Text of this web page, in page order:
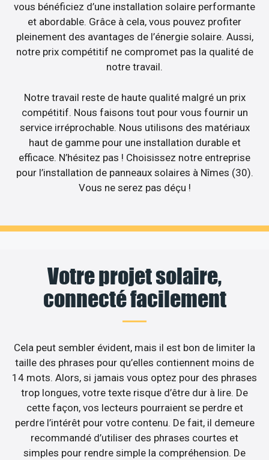
vous bénéficiez d’une installation solaire performante
et abordable. Grâce à cela, vous pouvez profiter
pleinement des avantages de l’énergie solaire. Aussi,
notre prix compétitif ne compromet pas la qualité de
notre travail.
Notre travail reste de haute qualité malgré un prix
compétitif. Nous faisons tout pour vous fournir un
service irréprochable. Nous utilisons des matériaux
haut de gamme pour une installation durable et
efficace. N’hésitez pas ! Choisissez notre entreprise
pour l’installation de panneaux solaires à Nîmes (30).
Vous ne serez pas déçu !
Votre projet solaire,
connecté facilement
Cela peut sembler évident, mais il est bon de limiter la
taille des phrases pour qu’elles contiennent moins de
14 mots. Alors, si jamais vous optez pour des phrases
trop longues, votre texte risque d’être dur à lire. De
cette façon, vos lecteurs pourraient se perdre et
perdre l’intérêt pour votre contenu. De fait, il demeure
recommandé d’utiliser des phrases courtes et
simples pour rendre simple la compréhension. De